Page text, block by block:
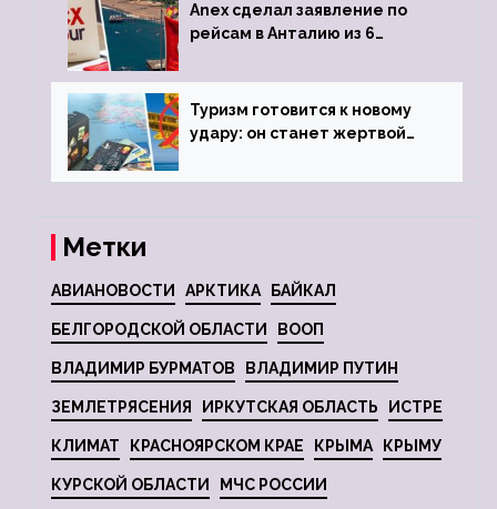
Anex сделал заявление по
рейсам в Анталию из 6
Туризм готовится к новому
удару: он станет жертвой
Метки
АВИАНОВОСТИ АРКТИКА БАЙКАЛ
БЕЛГОРОДСКОЙ ОБЛАСТИ ВООП
ВЛАДИМИР БУРМАТОВ ВЛАДИМИР ПУТИН
ЗЕМЛЕТРЯСЕНИЯ ИРКУТСКАЯ ОБЛАСТЬ ИСТРЕ
КЛИМАТ КРАСНОЯРСКОМ КРАЕ КРЫМА КРЫМУ
КУРСКОЙ ОБЛАСТИ МЧС РОССИИ